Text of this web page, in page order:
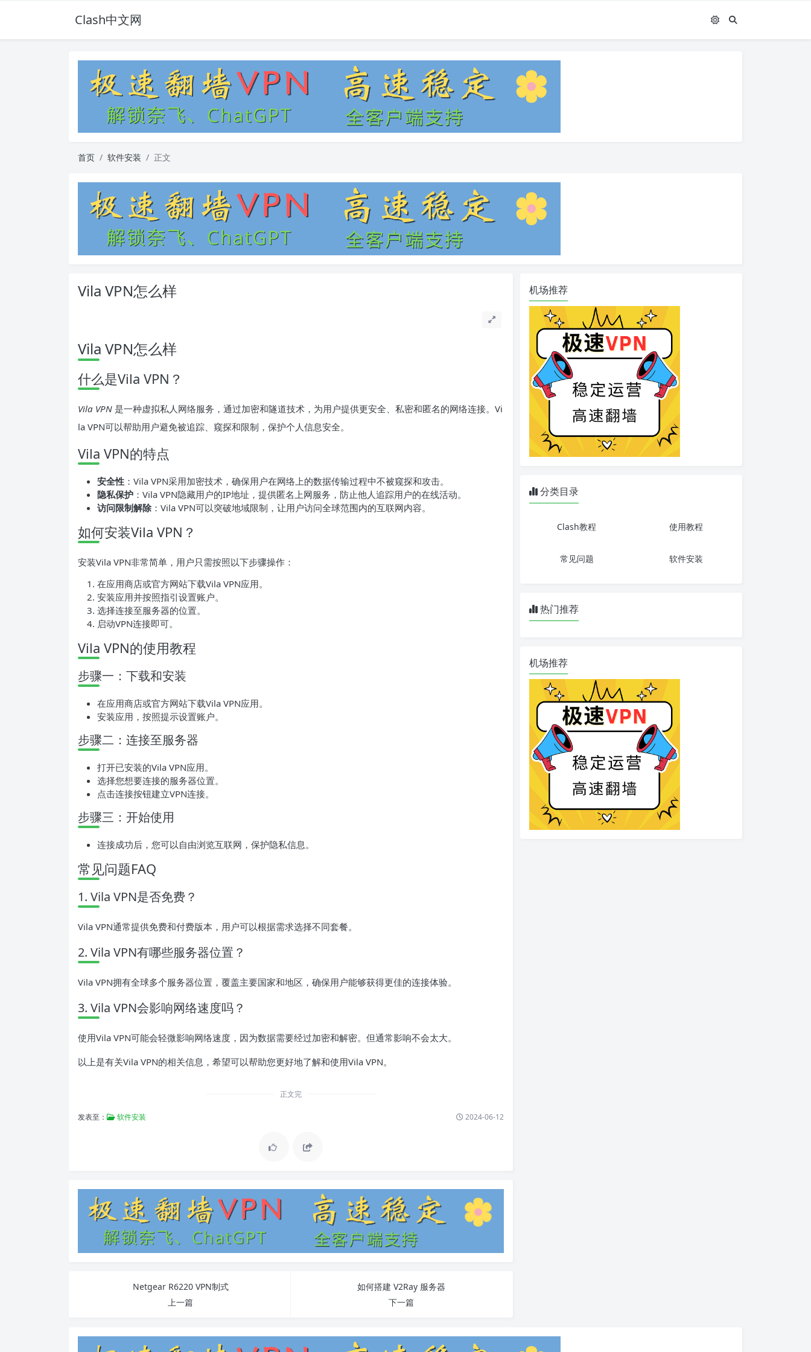
Clash中文网
首页 软件安装 正文
Vila VPN怎么样
Vila VPN怎么样
什么是Vila VPN？
Vila VPN 是一种虚拟私人网络服务，通过加密和隧道技术，为用户提供更安全、私密和匿名的网络连接。Vi
la VPN可以帮助用户避免被追踪、窥探和限制，保护个人信息安全。
Vila VPN的特点
安全性 ：Vila VPN采用加密技术，确保用户在网络上的数据传输过程中不被窥探和攻击。
隐私保护 ：Vila VPN隐藏用户的IP地址，提供匿名上网服务，防止他人追踪用户的在线活动。
访问限制解除 ：Vila VPN可以突破地域限制，让用户访问全球范围内的互联网内容。
如何安装Vila VPN？
安装Vila VPN非常简单，用户只需按照以下步骤操作：
在应用商店或官方网站下载Vila VPN应用。
安装应用并按照指引设置账户。
选择连接至服务器的位置。
启动VPN连接即可。
Vila VPN的使用教程
步骤一：下载和安装
在应用商店或官方网站下载Vila VPN应用。
安装应用，按照提示设置账户。
步骤二：连接至服务器
打开已安装的Vila VPN应用。
选择您想要连接的服务器位置。
点击连接按钮建立VPN连接。
步骤三：开始使用
连接成功后，您可以自由浏览互联网，保护隐私信息。
常见问题FAQ
1. Vila VPN是否免费？
Vila VPN通常提供免费和付费版本，用户可以根据需求选择不同套餐。
2. Vila VPN有哪些服务器位置？
Vila VPN拥有全球多个服务器位置，覆盖主要国家和地区，确保用户能够获得更佳的连接体验。
3. Vila VPN会影响网络速度吗？
使用Vila VPN可能会轻微影响网络速度，因为数据需要经过加密和解密。但通常影响不会太大。
以上是有关Vila VPN的相关信息，希望可以帮助您更好地了解和使用Vila VPN。
正文完
发表至： 软件安装 2024-06-12
Netgear R6220 VPN制式
上一篇
如何搭建 V2Ray 服务器
下一篇
机场推荐
分类目录
Clash教程 使用教程
常见问题 软件安装
热门推荐
机场推荐